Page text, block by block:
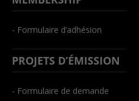
- Formulaire d’adhésion
PROJETS D’ÉMISSION
- Formulaire de demande